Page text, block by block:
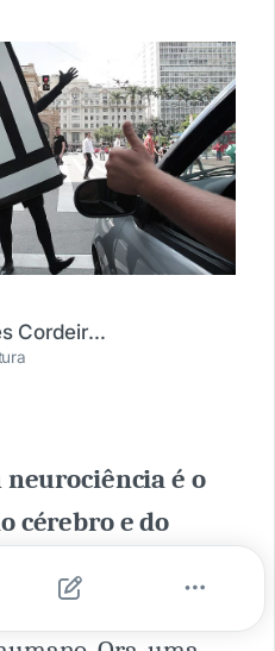
Bianca Rodrigues Cordeiro de Souza
neurociência é o
cérebro e do
o comportamento